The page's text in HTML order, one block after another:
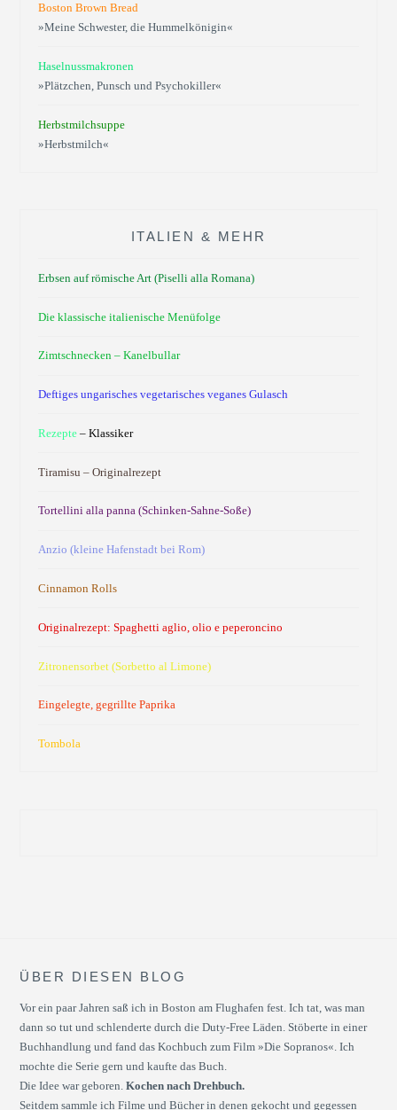
Boston Brown Bread
»Meine Schwester, die Hummelkönigin«
Haselnussmakronen
»Plätzchen, Punsch und Psychokiller«
Herbstmilchsuppe
»Herbstmilch«
ITALIEN & MEHR
Erbsen auf römische Art (Piselli alla Romana)
Die klassische italienische Menüfolge
Zimtschnecken – Kanelbullar
Deftiges ungarisches vegetarisches veganes Gulasch
Rezepte– Klassiker
Tiramisu – Originalrezept
Tortellini alla panna (Schinken-Sahne-Soße)
Anzio (kleine Hafenstadt bei Rom)
Cinnamon Rolls
Originalrezept: Spaghetti aglio, olio e peperoncino
Zitronensorbet (Sorbetto al Limone)
Eingelegte, gegrillte Paprika
Tombola
ÜBER DIESEN BLOG
Vor ein paar Jahren saß ich in Boston am Flughafen fest. Ich tat, was man
dann so tut und schlenderte durch die Duty-Free Läden. Stöberte in einer
Buchhandlung und fand das Kochbuch zum Film »Die Sopranos«. Ich
mochte die Serie gern und kaufte das Buch.
Die Idee war geboren.Kochen nach Drehbuch.
Seitdem sammle ich Filme und Bücher in denen gekocht und gegessen